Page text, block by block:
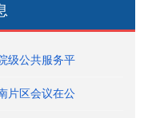
级公共服务平
片区会议在公